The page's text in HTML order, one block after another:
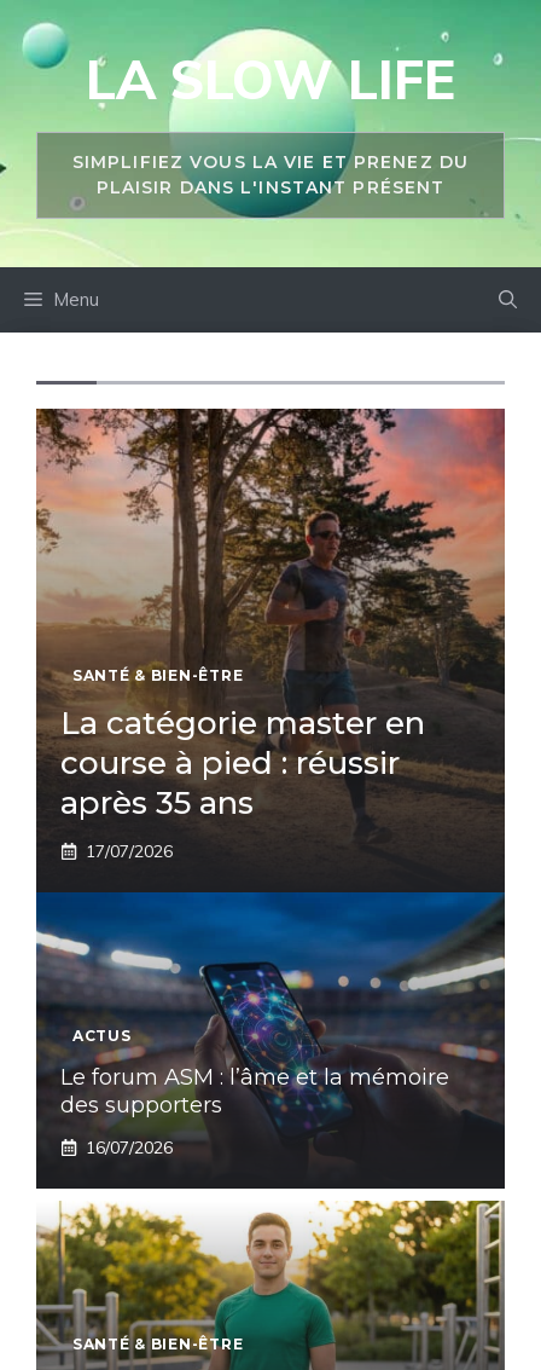
LA SLOW LIFE
SIMPLIFIEZ VOUS LA VIE ET PRENEZ DU
PLAISIR DANS L'INSTANT PRÉSENT
Menu
SANTÉ & BIEN-ÊTRE
La catégorie master en
course à pied : réussir
après 35 ans
17/07/2026
ACTUS
Le forum ASM : l’âme et la mémoire
des supporters
16/07/2026
SANTÉ & BIEN-ÊTRE